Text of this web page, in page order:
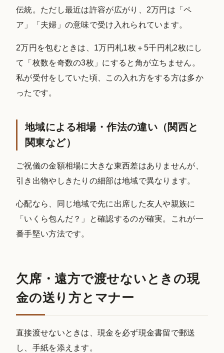
伝統。ただし最近は許容が広がり、2万円は「ペ
ア」「夫婦」の意味で受け入れられています。
2万円を包むときは、1万円札1枚＋5千円札2枚にし
て「枚数を奇数の3枚」にすると角が立ちません。
私が受付をしていた頃、この入れ方をする方は多か
ったです。
地域による相場・作法の違い（関西と
関東など）
ご祝儀の金額相場に大きな東西差はありませんが、
引き出物やしきたりの細部は地域で異なります。
心配なら、同じ地域で先に出席した友人や親族に
「いくら包んだ？」と確認するのが確実。これが一
番手堅い方法です。
欠席・遠方で渡せないときの現
金の送り方とマナー
直接渡せないときは、現金を必ず現金書留で郵送
し、手紙を添えます。